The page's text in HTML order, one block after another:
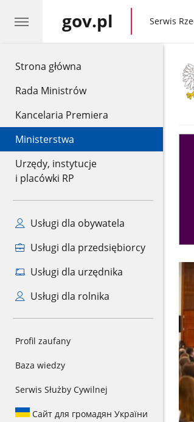
Strona główna
Rada Ministrów
Kancelaria Premiera
Ministerstwa
Urzędy, instytucje
i placówki RP
Usługi dla obywatela
Usługi dla przedsiębiorcy
Usługi dla urzędnika
Usługi dla rolnika
Profil zaufany
Baza wiedzy
Serwis Służby Cywilnej
Сайт для громадян України
gov.pl gov.pl
Serwis